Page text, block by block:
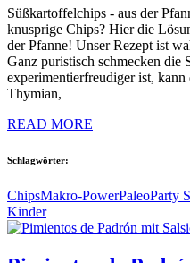
Süßkartoffelchips - aus der
knusprige Chips? Hier die
der Pfanne! Unser Rezept ist
Ganz puristisch schmecken die
experimentierfreudiger ist,
Thymian,
READ MORE
Schlagwörter:
ChipsMakro-PowerPaleoParty
Kinder